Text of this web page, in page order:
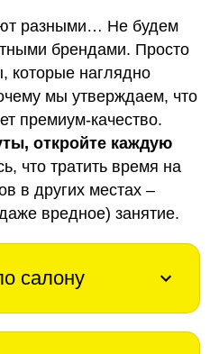
разными… Не будем
брендами. Просто
которые наглядно
мы утверждаем, что
премиум-качество.
откройте каждую
что тратить время на
в других местах –
вредное) занятие.
салону